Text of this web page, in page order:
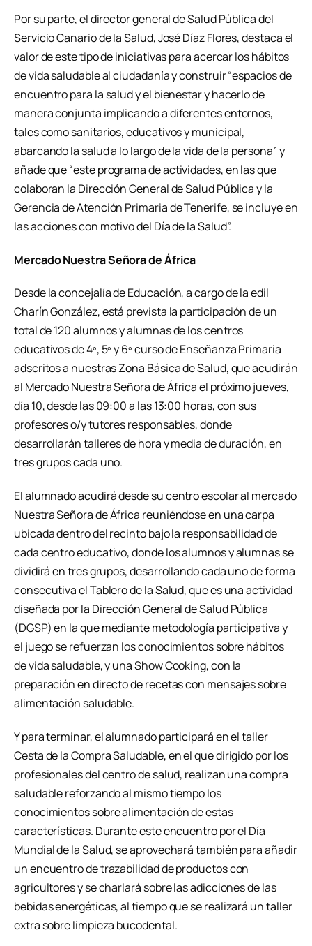
Por su parte, el director general de Salud Pública del
Servicio Canario de la Salud, José Díaz Flores, destaca el
valor de este tipo de iniciativas para acercar los hábitos
de vida saludable al ciudadanía y construir “espacios de
encuentro para la salud y el bienestar y hacerlo de
manera conjunta implicando a diferentes entornos,
tales como sanitarios, educativos y municipal,
abarcando la salud a lo largo de la vida de la persona” y
añade que “este programa de actividades, en las que
colaboran la Dirección General de Salud Pública y la
Gerencia de Atención Primaria de Tenerife, se incluye en
las acciones con motivo del Día de la Salud”.
Mercado Nuestra Señora de África
Desde la concejalía de Educación, a cargo de la edil
Charín González, está prevista la participación de un
total de 120 alumnos y alumnas de los centros
educativos de 4º, 5º y 6º curso de Enseñanza Primaria
adscritos a nuestras Zona Básica de Salud, que acudirán
al Mercado Nuestra Señora de África el próximo jueves,
día 10, desde las 09:00 a las 13:00 horas, con sus
profesores o/y tutores responsables, donde
desarrollarán talleres de hora y media de duración, en
tres grupos cada uno.
El alumnado acudirá desde su centro escolar al mercado
Nuestra Señora de África reuniéndose en una carpa
ubicada dentro del recinto bajo la responsabilidad de
cada centro educativo, donde los alumnos y alumnas se
dividirá en tres grupos, desarrollando cada uno de forma
consecutiva el Tablero de la Salud, que es una actividad
diseñada por la Dirección General de Salud Pública
(DGSP) en la que mediante metodología participativa y
el juego se refuerzan los conocimientos sobre hábitos
de vida saludable, y una Show Cooking, con la
preparación en directo de recetas con mensajes sobre
alimentación saludable.
Y para terminar, el alumnado participará en el taller
Cesta de la Compra Saludable, en el que dirigido por los
profesionales del centro de salud, realizan una compra
saludable reforzando al mismo tiempo los
conocimientos sobre alimentación de estas
características. Durante este encuentro por el Día
Mundial de la Salud, se aprovechará también para añadir
un encuentro de trazabilidad de productos con
agricultores y se charlará sobre las adicciones de las
bebidas energéticas, al tiempo que se realizará un taller
extra sobre limpieza bucodental.